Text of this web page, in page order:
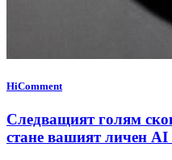
HiComment
Следващият голям
стане вашият личен AI